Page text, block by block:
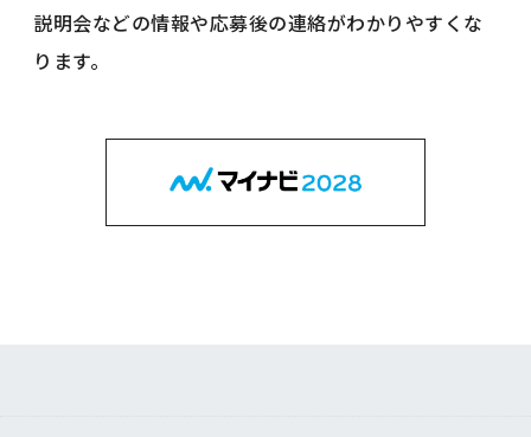
説明会などの情報や応募後の連絡がわかりやすくな
ります。